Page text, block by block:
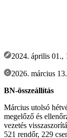
2024. április 01.,
2026. március
BN-összeállítás
Március utolsó
megelőző és
vezetés
521 rendőr, 229